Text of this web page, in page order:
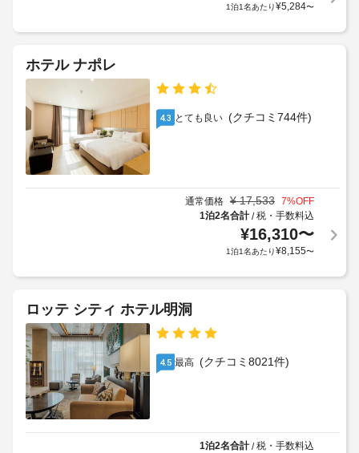
1泊1名あたり¥5,284〜
ホテル ナポレ
4.3 とても良い (クチコミ744件)
通常価格 ¥ 17,533 7%OFF
1泊2名合計/税・手数料込
¥16,310〜
1泊1名あたり¥8,155〜
ロッテ シティ ホテル明洞
4.5 最高 (クチコミ8021件)
1泊2名合計/税・手数料込